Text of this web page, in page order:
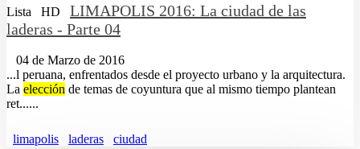
Lista HD
LIMAPOLIS 2016: La ciudad de las
laderas - Parte 04
04 de Marzo de 2016
...l peruana, enfrentados desde el proyecto urbano y la arquitectura.
La elección de temas de coyuntura que al mismo tiempo plantean
ret......
limapolis laderas ciudad